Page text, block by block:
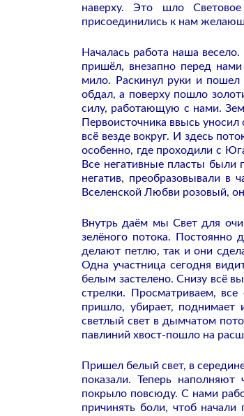
наверху. Это шло
присоединились к нам
Началась работа наша
пришёл, внезапно перед
мило. Раскинул руки и
обдал, а поверху пошло
силу, работающую с нами.
Первоисточника ввысь
всё везде вокруг. И здесь
особенно, где проходили с
Все негативные пласты
негатив, преобразовывали
Вселенской Любви розовый,
Внутрь даём мы Свет для
зелёного потока.
делают петлю, так и они
Одна участница сегодня
белым застелено. Снизу всё
стрелки. Просматриваем,
пришло, убирает,
светлый свет в дымчатом
павлиний хвост-пошло на
Пришел белый свет, в
показали. Теперь
покрыло повсюду. С нами
причинять боли, чтоб